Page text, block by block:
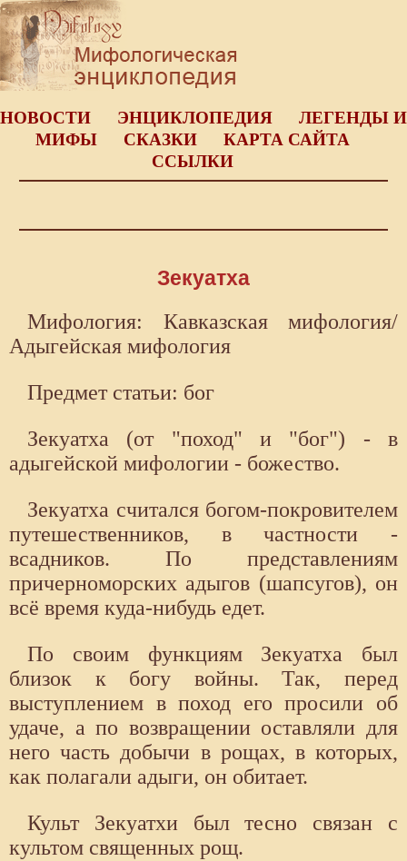
НОВОСТИ ЭНЦИКЛОПЕДИЯ
ЛЕГЕНДЫ И
МИФЫ
СКАЗКИ
КАРТА САЙТА
ССЫЛКИ
Зекуатха
Мифология: Кавказская мифология/
Адыгейская мифология
Предмет статьи: бог
Зекуатха (от "поход" и "бог") - в
адыгейской мифологии - божество.
Зекуатха считался богом-покровителем
путешественников, в частности -
всадников. По представлениям
причерноморских адыгов (шапсугов), он
всё время куда-нибудь едет.
По своим функциям Зекуатха был
близок к богу войны. Так, перед
выступлением в поход его просили об
удаче, а по возвращении оставляли для
него часть добычи в рощах, в которых,
как полагали адыги, он обитает.
Культ Зекуатхи был тесно связан с
культом священных рощ.